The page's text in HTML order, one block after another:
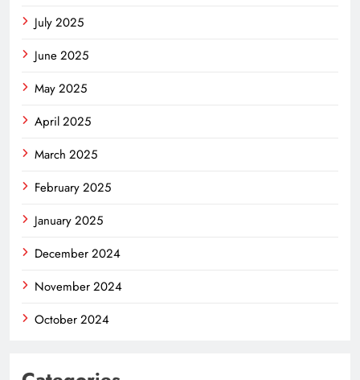
July 2025
June 2025
May 2025
April 2025
March 2025
February 2025
January 2025
December 2024
November 2024
October 2024